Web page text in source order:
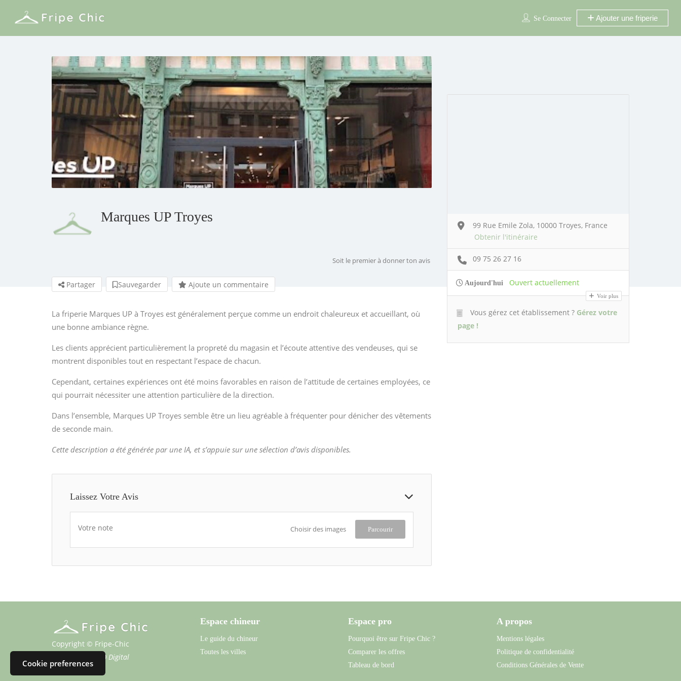
Cookie preferences
Se Connecter Ajouter une friperie
Marques UP Troyes
Soit le premier à donner ton avis
Partager Sauvegarder Ajoute un commentaire
La friperie Marques UP à Troyes est généralement perçue comme un endroit chaleureux et accueillant, où
une bonne ambiance règne.
Les clients apprécient particulièrement la propreté du magasin et l’écoute attentive des vendeuses, qui se
montrent disponibles tout en respectant l’espace de chacun.
Cependant, certaines expériences ont été moins favorables en raison de l’attitude de certaines employées, ce
qui pourrait nécessiter une attention particulière de la direction.
Dans l’ensemble, Marques UP Troyes semble être un lieu agréable à fréquenter pour dénicher des vêtements
de seconde main.
Cette description a été générée par une IA, et s’appuie sur une sélection d’avis disponibles.
Laissez Votre Avis
Votre note Choisir des images Parcourir
99 Rue Emile Zola, 10000 Troyes, France
Obtenir l'itinéraire
09 75 26 27 16
Aujourd'hui Ouvert actuellement
Voir plus
Vous gérez cet établissement ? Gérez votre
page !
Copyright © Fripe-Chic
SFD Digital
Espace chineur
Le guide du chineur
Toutes les villes
Espace pro
Pourquoi être sur Fripe Chic ?
Comparer les offres
Tableau de bord
A propos
Mentions légales
Politique de confidentialité
Conditions Générales de Vente